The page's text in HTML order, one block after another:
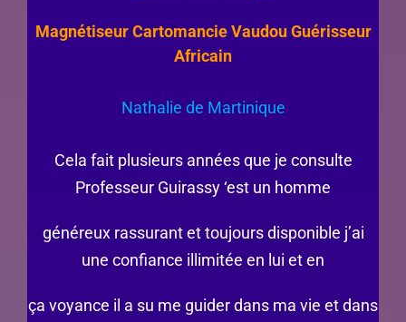
Magnétiseur Cartomancie Vaudou Guérisseur
Africain
Nathalie de Martinique
Cela fait plusieurs années que je consulte
Professeur Guirassy ‘est un homme
généreux rassurant et toujours disponible j’ai
une confiance illimitée en lui et en
ça voyance il a su me guider dans ma vie et dans